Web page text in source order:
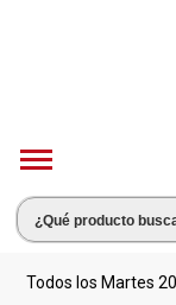
Todos los Martes